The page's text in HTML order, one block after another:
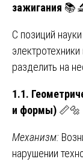
зажигания
С позиций
разделить на
1.1.
и формы) 📏🔩
Механизм:
нарушении